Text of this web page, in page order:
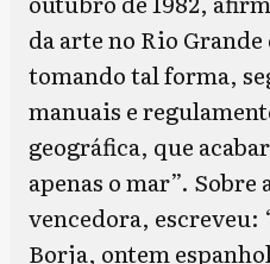
da arte no Rio Grande
tomando tal forma,
manuais e
geográfica, que
apenas o mar”. Sobre
vencedora, escreveu:
Borja, ontem